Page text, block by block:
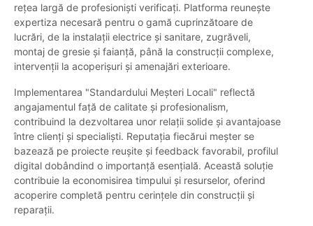
rețea largă de profesioniști verificați. Platforma reunește
expertiza necesară pentru o gamă cuprinzătoare de
lucrări, de la instalații electrice și sanitare, zugrăveli,
montaj de gresie și faianță, până la construcții complexe,
intervenții la acoperișuri și amenajări exterioare.
Implementarea "Standardului Meșteri Locali" reflectă
angajamentul față de calitate și profesionalism,
contribuind la dezvoltarea unor relații solide și avantajoase
între clienți și specialiști. Reputația fiecărui meșter se
bazează pe proiecte reușite și feedback favorabil, profilul
digital dobândind o importanță esențială. Această soluție
contribuie la economisirea timpului și resurselor, oferind
acoperire completă pentru cerințele din construcții și
reparații.